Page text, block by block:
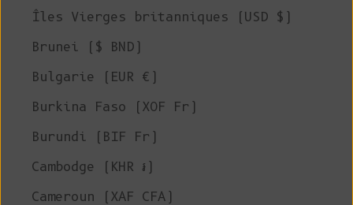
Îles Vierges britanniques (USD $)
Brunei ($ BND)
Bulgarie (EUR €)
Burkina Faso (XOF Fr)
Burundi (BIF Fr)
Cambodge (KHR ៛)
Cameroun (XAF CFA)